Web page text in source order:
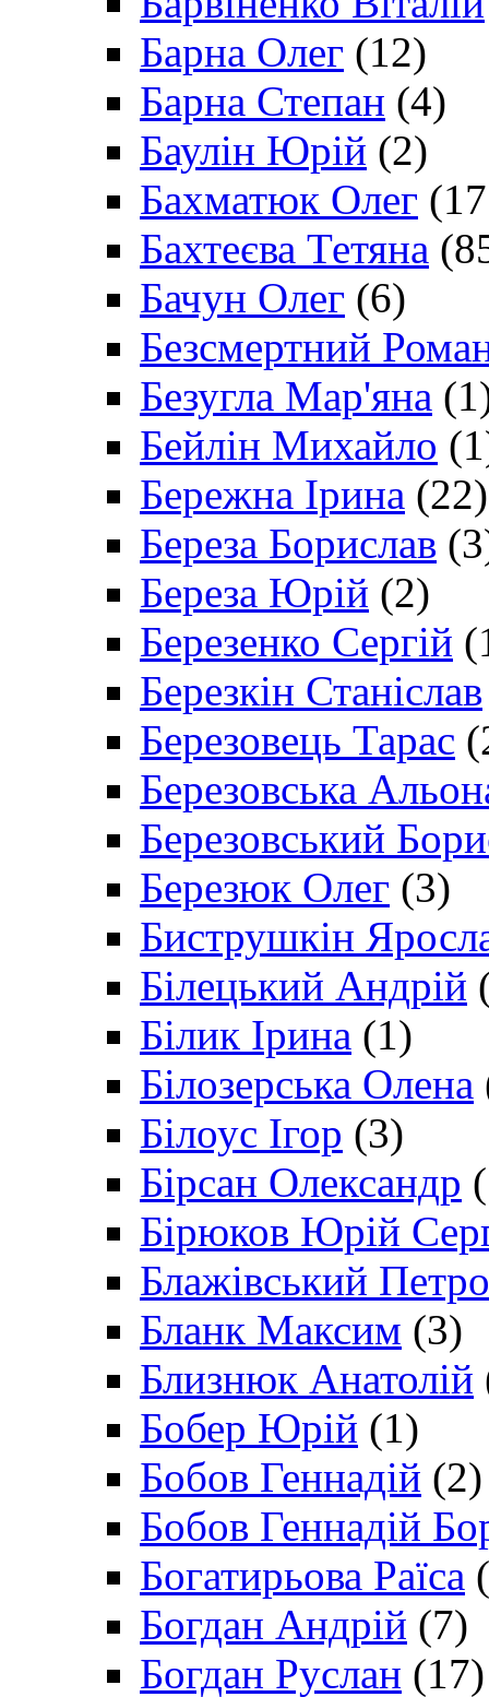
Барна Олег (12)
Барна Степан (4)
Баулін Юрій (2)
Бахматюк Олег
Бахтеєва Тетяна
Бачун Олег (6)
Безсмертний
Безугла Мар'яна
Бейлін Михайло
Бережна Ірина (22)
Береза Борислав
Береза Юрій (2)
Березенко Сергій
Березкін Станіслав
Березовець Тарас
Березовська
Березовський
Березюк Олег (3)
Биструшкін
Білецький Андрій
Білик Ірина (1)
Білозерська Олена
Білоус Ігор (3)
Бірсан Олександр
Бірюков Юрій
Блажівський Петро
Бланк Максим (3)
Близнюк Анатолій
Бобер Юрій (1)
Бобов Геннадій (2)
Бобов Геннадій
Богатирьова Раїса
Богдан Андрій (7)
Богдан Руслан (17)